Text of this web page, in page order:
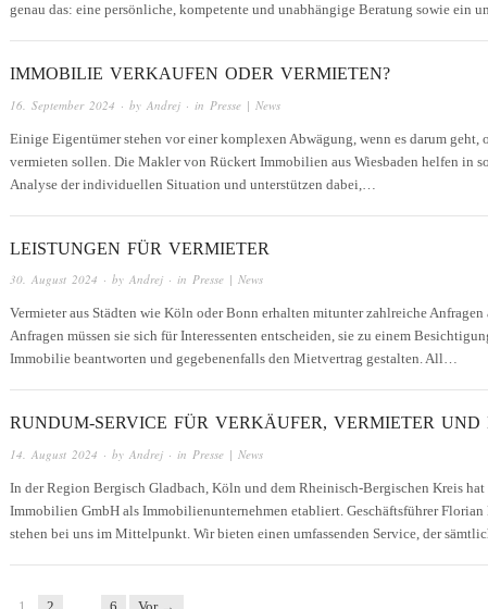
genau das: eine persönliche, kompetente und unabhängige Beratung sowie ein
IMMOBILIE VERKAUFEN ODER VERMIETEN?
16. September 2024 · by Andrej · in Presse | News
Einige Eigentümer stehen vor einer komplexen Abwägung, wenn es darum
vermieten sollen. Die Makler von Rückert Immobilien aus Wiesbaden helfen in
Analyse der individuellen Situation und unterstützen dabei,…
LEISTUNGEN FÜR VERMIETER
30. August 2024 · by Andrej · in Presse | News
Vermieter aus Städten wie Köln oder Bonn erhalten mitunter zahlreiche Anfragen
Anfragen müssen sie sich für Interessenten entscheiden, sie zu einem
Immobilie beantworten und gegebenenfalls den Mietvertrag gestalten. All…
RUNDUM-SERVICE FÜR VERKÄUFER, VERMIETER UND
14. August 2024 · by Andrej · in Presse | News
In der Region Bergisch Gladbach, Köln und dem Rheinisch-Bergischen Kreis
Immobilien GmbH als Immobilienunternehmen etabliert. Geschäftsführer Florian
stehen bei uns im Mittelpunkt. Wir bieten einen umfassenden Service, der